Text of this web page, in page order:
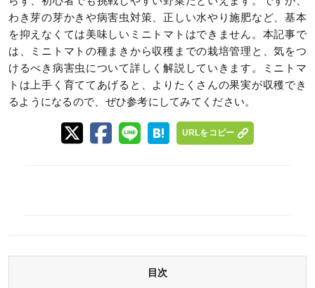
わき芽の芽かきや病害虫対策、正しい水やり施肥など、基本
を抑えなくては美味しいミニトマトはできません。本記事で
は、ミニトマトの種まきから収穫までの栽培管理と、気をつ
けるべき病害虫について詳しく解説していきます。ミニトマ
トは上手く育ててあげると、よりたくさんの果実が収穫でき
るようになるので、ぜひ参考にしてみてください。
URLをコピー
目次